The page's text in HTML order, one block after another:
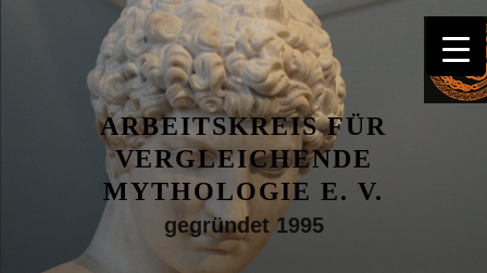
ARBEITSKREIS FÜR
VERGLEICHENDE
MYTHOLOGIE E. V.
gegründet 1995